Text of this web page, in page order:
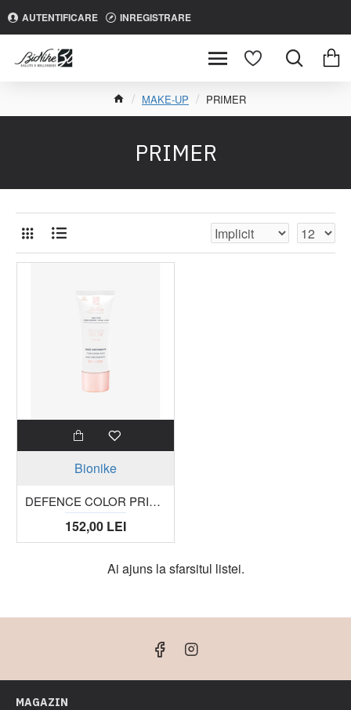
AUTENTIFICARE INREGISTRARE
MAKE-UP PRIMER
PRIMER
Bionike
DEFENCE COLOR PRIMER baza tub 30 ml
152,00 LEI
Ai ajuns la sfarsitul listei.
MAGAZIN